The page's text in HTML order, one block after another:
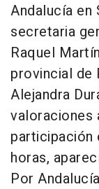
Andalucía en
secretaria
Raquel
provincial de
Alejandra
valoraciones
participación
horas,
Por